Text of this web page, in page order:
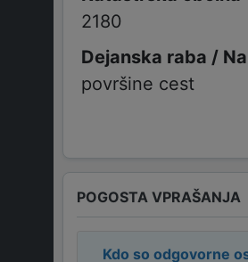
2180
površine cest
POGOSTA VPRAŠANJA
Kdo so odgovorne